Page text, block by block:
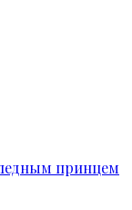
принцем